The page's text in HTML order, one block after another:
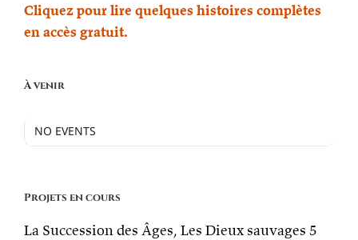
Cliquez pour lire quelques histoires complètes
en accès gratuit.
À venir
NO EVENTS
Projets en cours
La Succession des Âges, Les Dieux sauvages 5